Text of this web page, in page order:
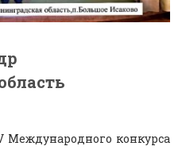
Международного конкурса